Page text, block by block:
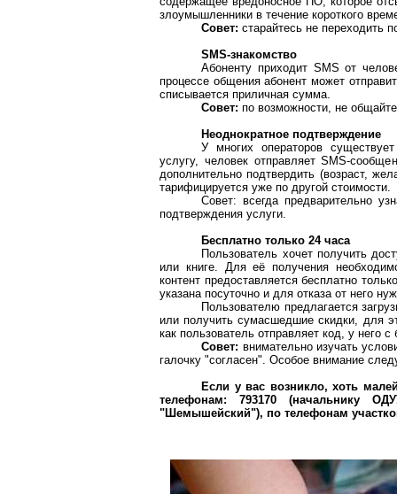
злоумышленники в течение короткого
Совет: старайтесь не переходить
SMS-знакомство
Абоненту приходит SMS от
процессе общения абонент может
списывается приличная сумма.
Совет: по возможности, не
Неоднократное подтверждение
У многих операторов
услугу, человек отправляет SMS-
дополнительно подтвердить (возраст,
тарифицируется уже по другой стоимости.
Совет: всегда предварительно
подтверждения услуги.
Бесплатно только 24 часа
Пользователь хочет получить
или книге. Для её получения
контент предоставляется бесплатно
указана посуточно и для отказа от него
Пользователю предлагается
или получить сумасшедшие скидки, для
как пользователь отправляет код, у него
Совет: внимательно изучать
галочку "согласен". Особое внимание
Если у вас возникло, хоть
телефонам: 793170 (начальнику
"Шемышейский"), по телефонам